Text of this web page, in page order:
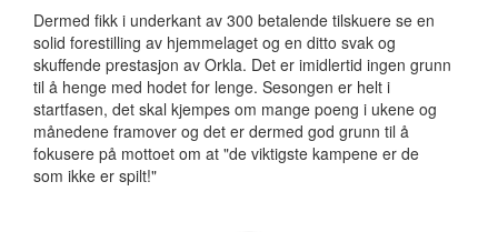
Dermed fikk i underkant av 300 betalende tilskuere se en
solid forestilling av hjemmelaget og en ditto svak og
skuffende prestasjon av Orkla. Det er imidlertid ingen grunn
til å henge med hodet for lenge. Sesongen er helt i
startfasen, det skal kjempes om mange poeng i ukene og
månedene framover og det er dermed god grunn til å
fokusere på mottoet om at "de viktigste kampene er de
som ikke er spilt!"